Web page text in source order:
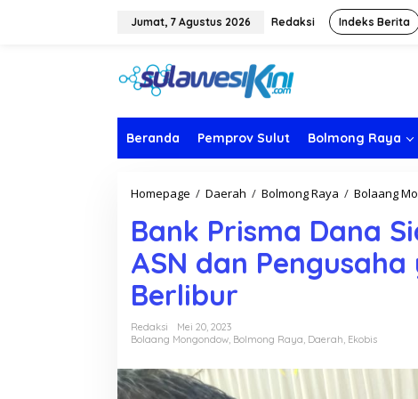
Jumat, 7 Agustus 2026 Redaksi Indeks Berita
Beranda Pemprov Sulut Bolmong Raya
Homepage / Daerah / Bolmong Raya / Bolaang
Bank Prisma Dana
ASN dan
Berlibur
Redaksi
Mei 20, 2023
Bolaang Mongondow, Bolmong Raya, Daerah, Ekobis